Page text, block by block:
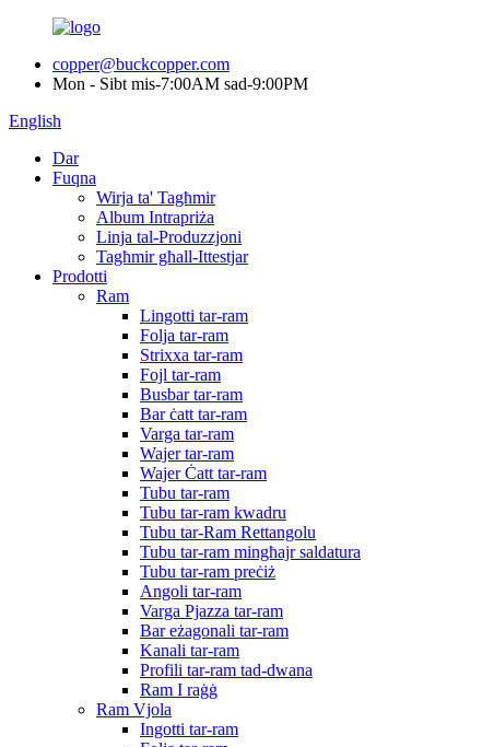
copper@buckcopper.com
Mon - Sibt mis-7:00AM sad-9:00PM
English
Dar
Fuqna
Wirja ta' Tagħmir
Album Intrapriża
Linja tal-Produzzjoni
Tagħmir għall-Ittestjar
Prodotti
Ram
Lingotti tar-ram
Folja tar-ram
Strixxa tar-ram
Fojl tar-ram
Busbar tar-ram
Bar ċatt tar-ram
Varga tar-ram
Wajer tar-ram
Wajer Ċatt tar-ram
Tubu tar-ram
Tubu tar-ram kwadru
Tubu tar-Ram Rettangolu
Tubu tar-ram mingħajr saldatura
Tubu tar-ram preċiż
Angoli tar-ram
Varga Pjazza tar-ram
Bar eżagonali tar-ram
Kanali tar-ram
Profili tar-ram tad-dwana
Ram I raġġ
Ram Vjola
Ingotti tar-ram